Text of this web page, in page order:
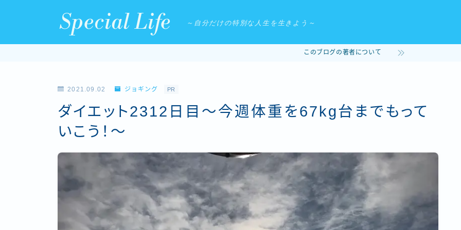
Special Life ～自分だけの特別な人生を生きよう～
このブログの著者について
2021.09.02 ジョギング PR
ダイエット2312日目～今週体重を67kg台までもって
いこう！～